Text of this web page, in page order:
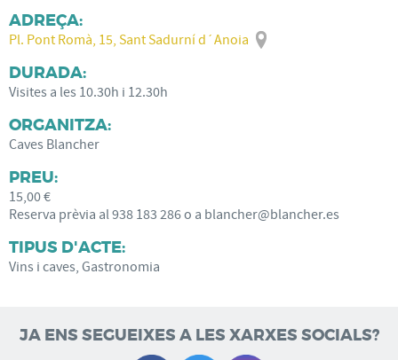
ADREÇA:
Pl. Pont Romà, 15, Sant Sadurní d´Anoia
DURADA:
Visites a les 10.30h i 12.30h
ORGANITZA:
Caves Blancher
PREU:
15,00 €
Reserva prèvia al 938 183 286 o a blancher@blancher.es
TIPUS D'ACTE:
Vins i caves, Gastronomia
JA ENS SEGUEIXES A LES XARXES SOCIALS?